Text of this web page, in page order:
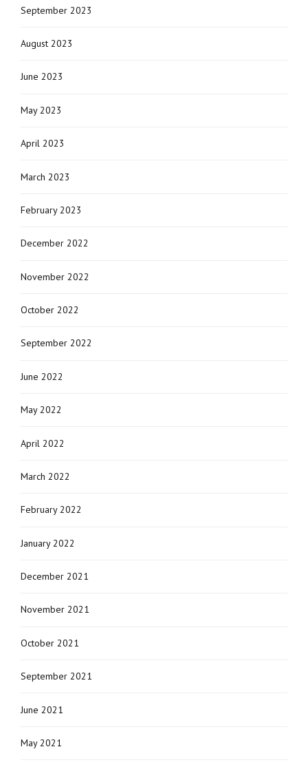
September 2023
August 2023
June 2023
May 2023
April 2023
March 2023
February 2023
December 2022
November 2022
October 2022
September 2022
June 2022
May 2022
April 2022
March 2022
February 2022
January 2022
December 2021
November 2021
October 2021
September 2021
June 2021
May 2021